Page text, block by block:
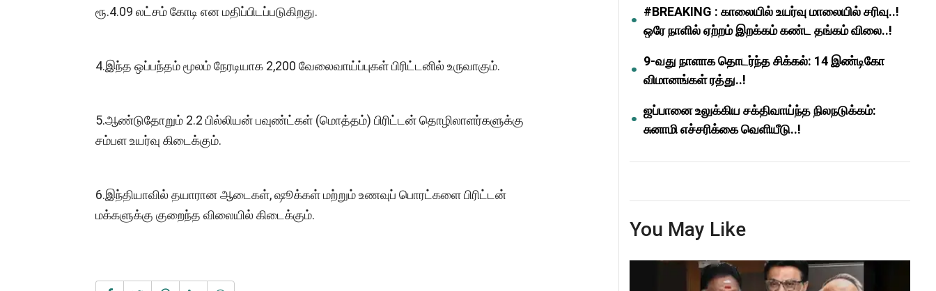
ரூ.4.09 லட்சம் கோடி என மதிப்பிடப்படுகிறது.
4.இந்த ஒப்பந்தம் மூலம் நேரடியாக 2,200 வேலைவாய்ப்புகள் பிரிட்டனில் உருவாகும்.
5.ஆண்டுதோறும் 2.2 பில்லியன் பவுண்ட்கள் (மொத்தம்) பிரிட்டன் தொழிலாளர்களுக்கு
சம்பள உயர்வு கிடைக்கும்.
6.இந்தியாவில் தயாரான ஆடைகள், ஷூக்கள் மற்றும் உணவுப் பொரட்களை பிரிட்டன்
மக்களுக்கு குறைந்த விலையில் கிடைக்கும்.
#BREAKING : காலையில் உயர்வு மாலையில் சரிவு..!
ஒரே நாளில் ஏற்றம் இறக்கம் கண்ட தங்கம் விலை..!
9-வது நாளாக தொடர்ந்த சிக்கல்: 14 இண்டிகோ
விமானங்கள் ரத்து..!
ஜப்பானை உலுக்கிய சக்திவாய்ந்த நிலநடுக்கம்:
சுனாமி எச்சரிக்கை வெளியீடு..!
You May Like